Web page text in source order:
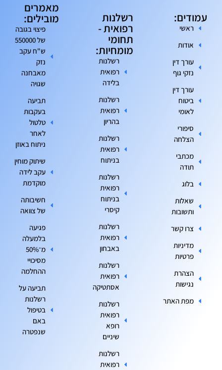
עמודים:
ראשי
אודות
עורך דין
נזקי גוף
עורך דין
ביטוח
לאומי
סיפורי
הצלחה
מכתבי
תודה
בלוג
שאלות
ותשובות
צרו קשר
מדיניות
פרטיות
הצהרת
נגישות
מפת האתר
רשלנות
רפואית -
תחומי
מומחיות:
רשלנות
רפואית
בלידה
רשלנות
רפואית
בהריון
רשלנות
רפואית
בניתוח
רשלנות
רפואית
בניתוח
קיסרי
רשלנות
רפואית
באבחון
רשלנות
רפואית
אסתטיקה
רשלנות
רפואית
רופא
שיניים
רשלנות
רפואית
מאמרים
מובילים:
פיצוי בגובה
של 550000
ש"ח עקב
נזק
מאבחנה
שגויה
תביעה
בעקבות
טלטול
לאחר
ניתוח באוזן
שיתוק מוחין
עקב לידה
מוקדמת
חשיבותה
של צוואה
פגיעה
בלמעלה
מ־50%
מסיכויי
ההחלמה
תביעה על
רשלנות
בטיפול
באם
שנפטרה